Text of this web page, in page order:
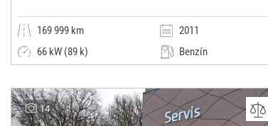
169 999 km
2011
66 kW (89 k)
Benzín
KUPTEAUTO.CZ
Karlovy Vary
14